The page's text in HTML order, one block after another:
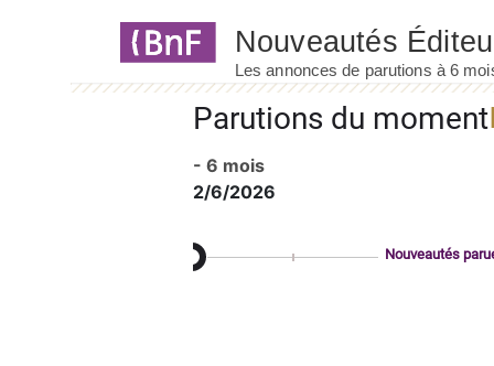
Parutions du moment
- 6 mois
2/6/2026
Nouveautés